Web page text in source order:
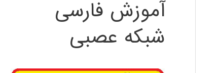
آموزش فارسی
شبکه عصبی